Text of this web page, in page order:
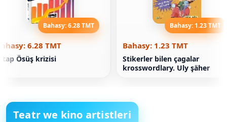
Bahasy: 6.28 TMT
6.28 TMT
Ösüş krizisi
Bahasy: 1.23 TMT
Bahasy: 1.23 TMT
Stikerler bilen çagalar
krosswordlary. Uly şäher
Teatr we kino artistleri